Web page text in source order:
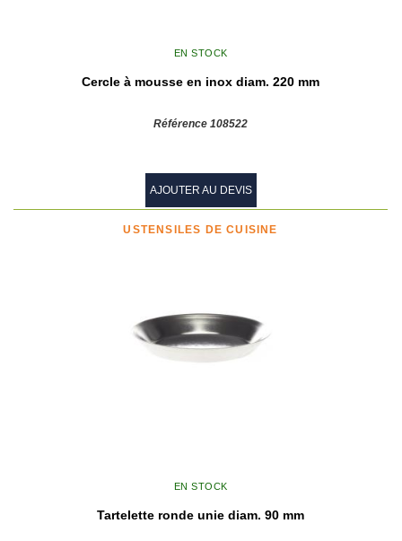
EN STOCK
Cercle à mousse en inox diam. 220 mm
Référence 108522
AJOUTER AU DEVIS
USTENSILES DE CUISINE
EN STOCK
Tartelette ronde unie diam. 90 mm